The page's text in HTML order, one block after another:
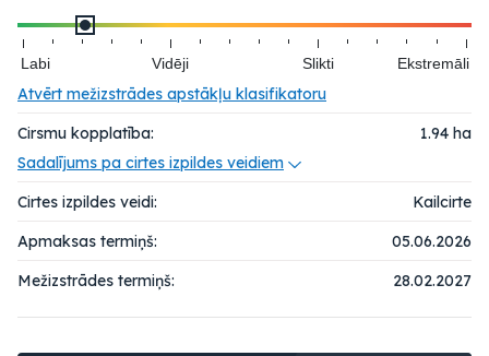
Labi Vidēji Slikti Ekstremāli
Atvērt mežizstrādes apstākļu klasifikatoru
Cirsmu kopplatība:
1.94 ha
Sadalījums pa cirtes izpildes veidiem
Cirtes izpildes veidi:
Kailcirte
Apmaksas termiņš:
05.06.2026
Mežizstrādes termiņš:
28.02.2027